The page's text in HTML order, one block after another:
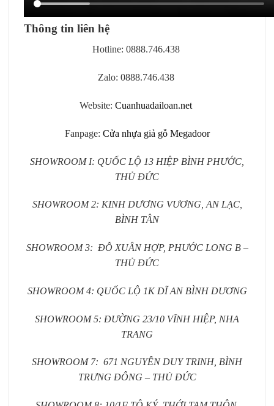
Thông tin liên hệ
Hotline: 0888.746.438
Zalo: 0888.746.438
Website: Cuanhuadailoan.net
Fanpage: Cửa nhựa giả gỗ Megadoor
SHOWROOM I: QUỐC LỘ 13 HIỆP BÌNH PHƯỚC,
THỦ ĐỨC
SHOWROOM 2: KINH DƯƠNG VƯƠNG, AN LẠC,
BÌNH TÂN
SHOWROOM 3: ĐỖ XUÂN HỢP, PHƯỚC LONG B –
THỦ ĐỨC
SHOWROOM 4: QUỐC LỘ 1K DĨ AN BÌNH DƯƠNG
SHOWROOM 5: ĐƯỜNG 23/10 VĨNH HIỆP, NHA
TRANG
SHOWROOM 7: 671 NGUYỄN DUY TRINH, BÌNH
TRƯNG ĐÔNG – THỦ ĐỨC